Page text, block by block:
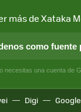
Y SOCIEDAD
Digi
más de Xataka
como fuente
necesitas una cuenta de